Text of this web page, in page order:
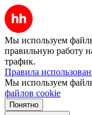
Мы используем
правильную работу
трафик.
Правила
Мы используем
файлов cookie
Понятно